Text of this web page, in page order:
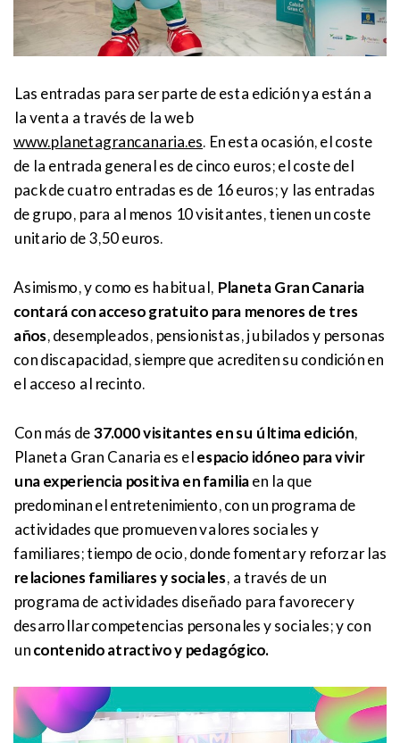
Las entradas para ser parte de esta edición ya están a
la venta a través de la web
www.planetagrancanaria.es. En esta ocasión, el coste
de la entrada general es de cinco euros; el coste del
pack de cuatro entradas es de 16 euros; y las entradas
de grupo, para al menos 10 visitantes, tienen un coste
unitario de 3,50 euros.
Asimismo, y como es habitual, Planeta Gran Canaria
contará con acceso gratuito para menores de tres
años, desempleados, pensionistas, jubilados y personas
con discapacidad, siempre que acrediten su condición en
el acceso al recinto.
Con más de37.000 visitantes en su última edición,
Planeta Gran Canaria es elespacio idóneo para vivir
una experiencia positiva en familiaen la que
predominan el entretenimiento, con un programa de
actividades que promueven valores sociales y
familiares; tiempo de ocio, donde fomentar y reforzar las
relaciones familiares y sociales, a través de un
programa de actividades diseñado para favorecer y
desarrollar competencias personales y sociales; y con
uncontenido atractivo y pedagógico.